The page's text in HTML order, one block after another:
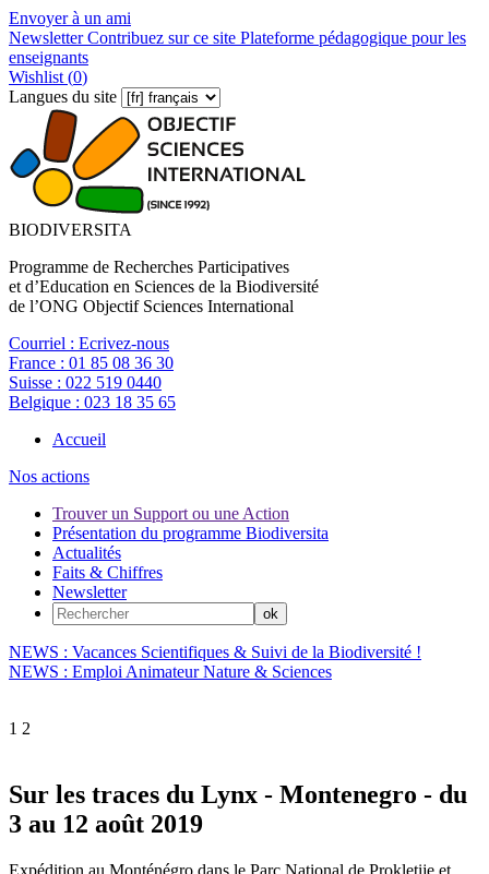
Envoyer à un ami
NewsletterContribuez sur ce site Plateforme pédagogique pour les
enseignants
Wishlist (0)
Langues du site
BIODIVERSITA
Programme de Recherches Participatives
et d’Education en Sciences de la Biodiversité
de l’ONG Objectif Sciences International
Courriel : Ecrivez-nous
France : 01 85 08 36 30
Suisse : 022 519 0440
Belgique : 023 18 35 65
Accueil
Nos actions
Trouver un Support ou une Action
Présentation du programme Biodiversita
Actualités
Faits & Chiffres
Newsletter
NEWS : Vacances Scientifiques & Suivi de la Biodiversité !
NEWS : Emploi Animateur Nature & Sciences
1 2
Sur les traces du Lynx - Montenegro - du
3 au 12 août 2019
Expédition au Monténégro dans le Parc National de Prokletije et